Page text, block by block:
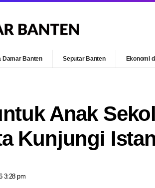
Damar Banten Seputar Banten Ekonomi
Anak
Kunjungi
3:28 pm